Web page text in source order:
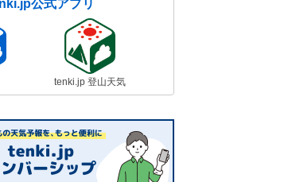
公式アプリ
tenki.jp 登山天気